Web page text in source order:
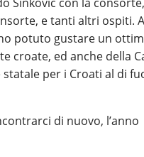
e tanti altri ospiti.
potuto gustare un
croate, ed anche della
statale per i Croati al di
di nuovo, l’anno